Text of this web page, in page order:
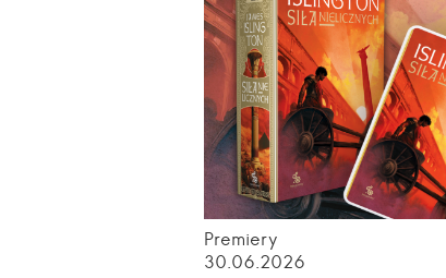
Premiery
30.06.2026